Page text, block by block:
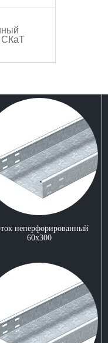
СКаТ
неперфорированный
60x300